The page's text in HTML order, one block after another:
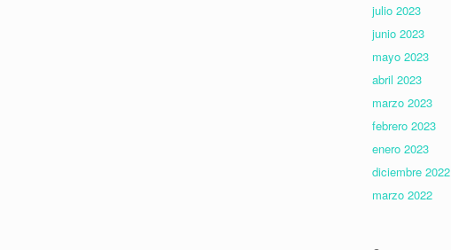
julio 2023
junio 2023
mayo 2023
abril 2023
marzo 2023
febrero 2023
enero 2023
diciembre 2022
marzo 2022